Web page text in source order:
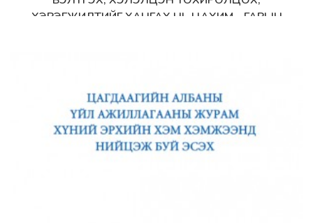
ХЭРЭГЖИЛТИЙГ ХАНГАХ НЬ ЦАХИМ - ГАРЫН